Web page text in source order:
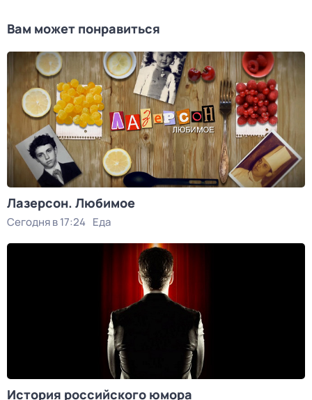
Вам может понравиться
Лазерсон. Любимое
Сегодня в 17:24 Еда
История российского юмора